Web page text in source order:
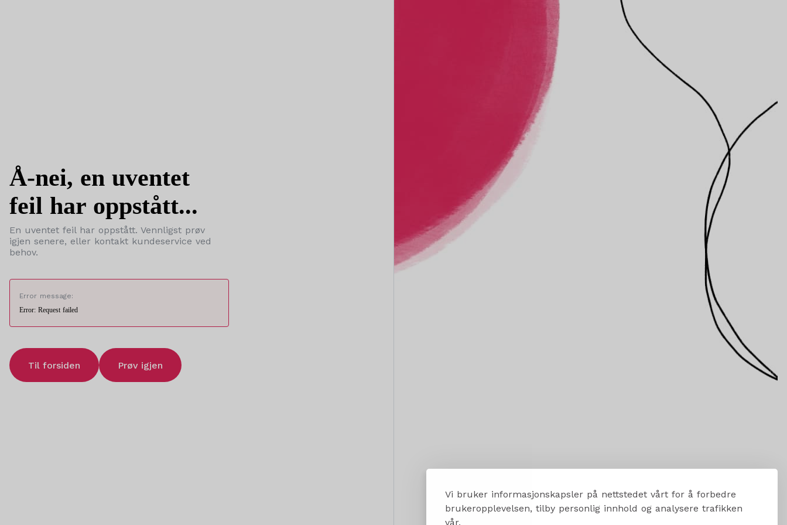
Vi bruker informasjonskapsler på nettstedet vårt for å forbedre
brukeropplevelsen, tilby personlig innhold og analysere trafikken
vår.
Å-nei, en uventet
feil har oppstått...
En uventet feil har oppstått. Vennligst prøv
igjen senere, eller kontakt kundeservice ved
behov.
Error message:
Error: Request failed
Til forsiden Prøv igjen